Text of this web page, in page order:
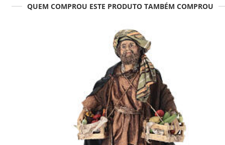
QUEM COMPROU ESTE PRODUTO TAMBÉM COMPROU